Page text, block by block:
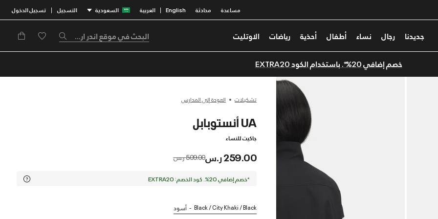
مساعدة محادثة English
| العربية السعودية التسجيل | تسجيل الدخول
جديدنا رجال نساء أطفال أحذية رياضات الاوتليت
خصم إضافي 20%*. باستخدام الكود EXTRA20
تشكيلات العودة إلى المدارس
UA أنستوبابل
جاكيت للنساء
259.00 ر.س Price reduced from
509.00 ر.س to
*خصم إضافي 20%. كود الخصم: EXTRA20
Black / City Khaki / Black أسود